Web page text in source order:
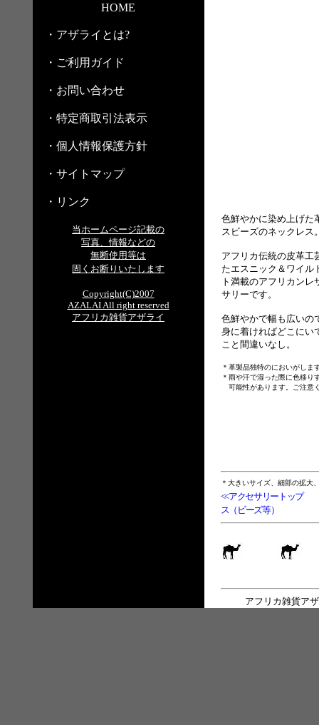
HOME
・アザライとは?
・ご利用ガイド
・お問い合わせ
・特定商取引法表示
・個人情報保護方針
・サイトマップ
・リンク
当ホームページ記載の
写真、情報などの
無断使用等は
固くお断りいたします
Copyright(C)2007
AZALAI All right reserved
アフリカ雑貨アザライ
色鮮やかに染め上げた
スビーズのネックレス
アフリカ伝統の皮革工
たエスニック＆ワイル
ト満載のアフリカンレ
サリーです。
色鮮やかで幅も広いの
身に着ければどこにい
こと間違いなし。
＊革製品独特のにおいがしま
＊雨や汗で湿った際に色移り
可能性があります。ご注意
＊大きいサイズ、細部の拡大
<<アクセサリートップ
ス（ビーズ等）
アフリカ雑貨ア